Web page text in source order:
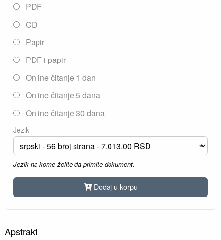
PDF
CD
Papir
PDF i papir
Online čitanje 1 dan
Online čitanje 5 dana
Online čitanje 30 dana
Jezik
Jezik na kome želite da primite dokument.
Dodaj u korpu
Apstrakt